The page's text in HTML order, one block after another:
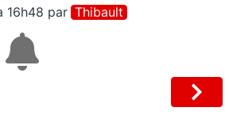
16h48 par Thibault